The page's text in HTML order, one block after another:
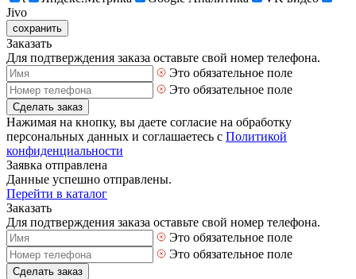
Jivo
сохранить
Заказать
Для подтверждения заказа оставьте свой номер телефона.
Это обязательное поле
Это обязательное поле
Сделать заказ
Нажимая на кнопку, вы даете согласие на обработку
персональных данных и соглашаетесь с Политикой
конфиденциальности
Заявка отправлена
Данные успешно отправлены.
Перейти в каталог
Заказать
Для подтверждения заказа оставьте свой номер телефона.
Это обязательное поле
Это обязательное поле
Сделать заказ